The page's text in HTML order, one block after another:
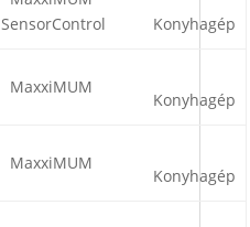
SensorControl
Konyhagép
MaxxiMUM
Konyhagép
MaxxiMUM
Konyhagép